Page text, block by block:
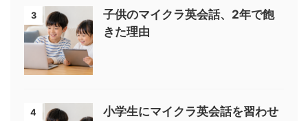
3
子供のマイクラ英会話、2年で飽
きた理由
4
小学生にマイクラ英会話を習わせ